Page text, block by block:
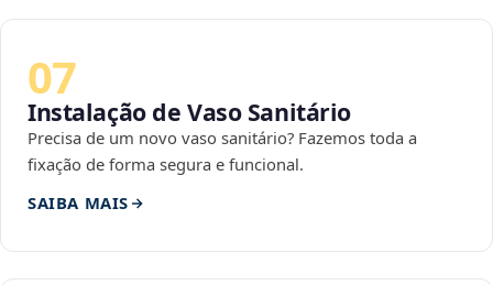
07
Instalação de Vaso Sanitário
Precisa de um novo vaso sanitário? Fazemos toda a
fixação de forma segura e funcional.
SAIBA MAIS